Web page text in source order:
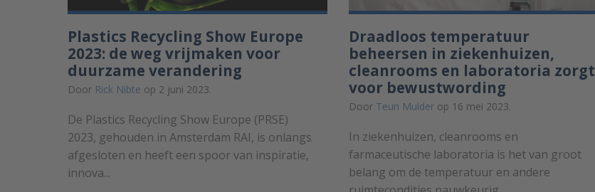
Plastics Recycling Show Europe
2023: de weg vrijmaken voor
duurzame verandering
Door Rick Nibte op 2 juni 2023.
De Plastics Recycling Show Europe (PRSE)
2023, gehouden in Amsterdam RAI, is onlangs
afgesloten en heeft een spoor van inspiratie,
innova...
Draadloos temperatuur
beheersen in ziekenhuizen,
cleanrooms en laboratoria zorgt
voor bewustwording
Door Teun Mulderop 16 mei 2023.
In ziekenhuizen, cleanrooms en
farmaceutische laboratoria is het van groot
belang om de temperatuur en andere